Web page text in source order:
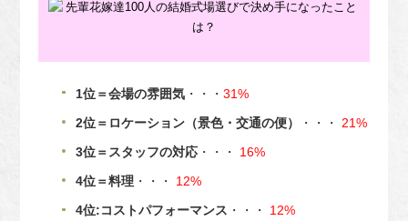
1位＝会場の雰囲気 ・・・31%
2位＝ロケーション（景色・交通の便） ・・・ 21%
3位＝スタッフの対応 ・・・ 16%
4位＝料理 ・・・ 12%
4位:コストパフォーマンス ・・・ 12%